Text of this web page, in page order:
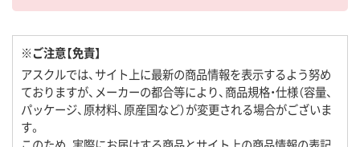
※ご注意【免責】
アスクルでは、サイト上に最新の商品情報を表示するよう努め
ておりますが、メーカーの都合等により、商品規格・仕様（容量、
パッケージ、原材料、原産国など）が変更される場合がございま
す。